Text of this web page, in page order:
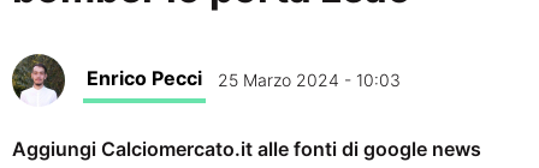
Enrico Pecci 25 Marzo 2024 - 10:03
Aggiungi Calciomercato.it alle fonti di google news